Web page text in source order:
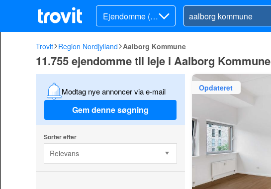
Ejendomme (lej
e)
Trovit Region Nordjylland Aalborg Kommune
11.755 ejendomme til leje i Aalborg Kommune
Modtag nye annoncer via e-mail
Gem denne søgning
Sorter efter
Relevans
Opdateret